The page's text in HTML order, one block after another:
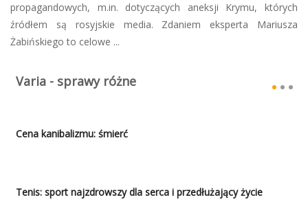
propagandowych, m.in. dotyczących aneksji Krymu, których
źródłem są rosyjskie media. Zdaniem eksperta Mariusza
Żabińskiego to celowe ...
Varia - sprawy różne
Cena kanibalizmu: śmierć
Tenis: sport najzdrowszy dla serca i przedłużający życie